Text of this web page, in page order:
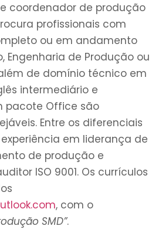
coordenador de produção
profissionais com
ou em andamento
Engenharia de Produção ou
de domínio técnico em
intermediário e
pacote Office são
Entre os diferenciais
em liderança de
de produção e
ISO 9001. Os currículos
, com o
SMD”.